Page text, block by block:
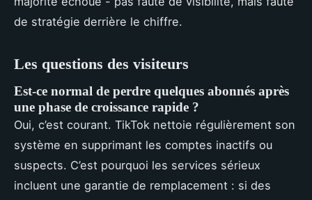
de stratégie derrière le chiffre.
Les questions des visiteurs
Est-ce normal de perdre quelques abonnés après
une phase de croissance rapide ?
Oui, c’est courant. TikTok nettoie régulièrement son
système en supprimant les comptes inactifs ou
suspects. C’est pourquoi les services sérieux
incluent une garantie de remplacement : si des